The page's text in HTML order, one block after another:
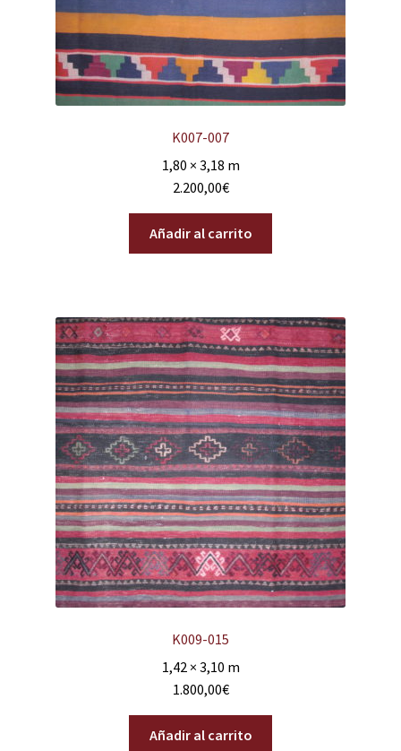
K007-007
1,80 × 3,18 m
2.200,00€
Añadir al carrito
K009-015
1,42 × 3,10 m
1.800,00€
Añadir al carrito